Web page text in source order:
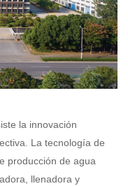
la innovación
La tecnología de
producción de agua
llenadora y